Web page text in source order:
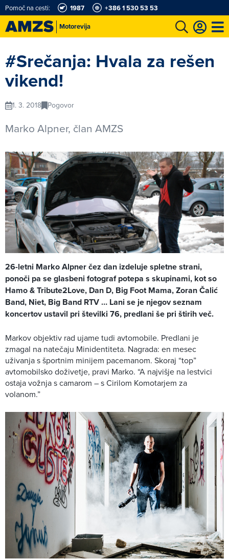
Motorevija
Pomoč na cesti: 1987 +386 1 530 53 53
#Srečanja: Hvala za rešen
vikend!
1. 3. 2018 Pogovor
Marko Alpner, član AMZS
26-letni Marko Alpner čez dan izdeluje spletne strani,
ponoči pa se glasbeni fotograf potepa s skupinami, kot so
Hamo & Tribute2Love, Dan D, Big Foot Mama, Zoran Čalić
Band, Niet, Big Band RTV … Lani se je njegov seznam
koncertov ustavil pri številki 76, predlani še pri štirih več.
Markov objektiv rad ujame tudi avtomobile. Pred­lani je
zmagal na natečaju Minidentiteta. Nagrada: en mesec
uživanja s športnim minijem pacemanom. Skoraj “top”
avtomobilsko doživetje, pravi Marko. “A najvišje na lestvici
ostaja vožnja s camarom – s Cirilom Komotarjem za
volanom.”